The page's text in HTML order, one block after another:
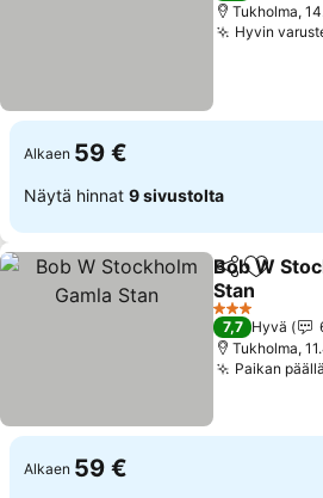
Tukholma,
Hyvin
Alkaen 59 €
Näytä hinnat 9 sivustolta
Jaa Lisää
Bob W
Stan
3 Tähtiluokitus
7,7 Hyvä
Tukholma,
Paikan
Alkaen 59 €